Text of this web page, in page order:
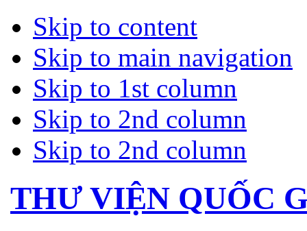
Skip to content
Skip to main navigation
Skip to 1st column
Skip to 2nd column
Skip to 2nd column
THƯ VIỆN QUỐC